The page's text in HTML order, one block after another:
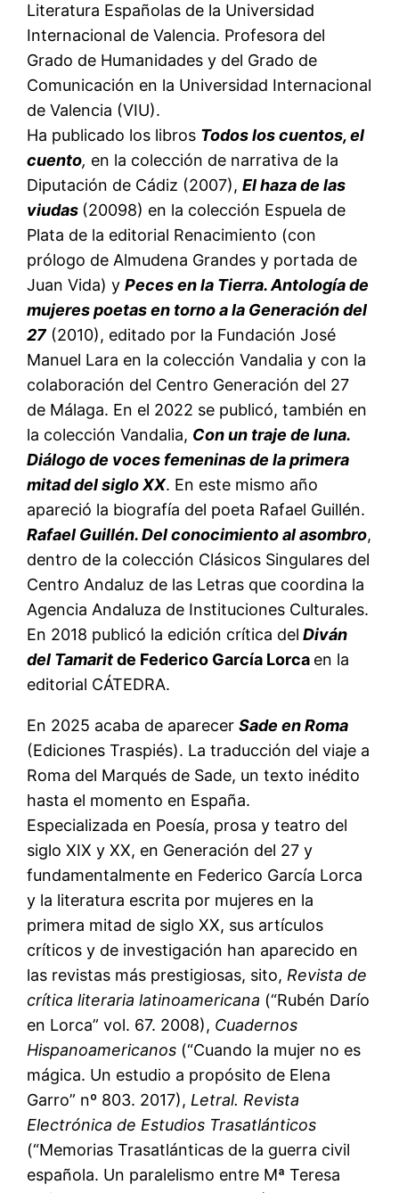
Literatura Españolas de la Universidad
Internacional de Valencia. Profesora del
Grado de Humanidades y del Grado de
Comunicación en la Universidad Internacional
de Valencia (VIU).
Ha publicado los libros Todos los cuentos, el
cuento, en la colección de narrativa de la
Diputación de Cádiz (2007),El haza de las
viudas (20098) en la colección Espuela de
Plata de la editorial Renacimiento (con
prólogo de Almudena Grandes y portada de
Juan Vida) yPeces en la Tierra. Antología de
mujeres poetas en torno a la Generación del
27(2010), editado por la Fundación José
Manuel Lara en la colección Vandalia y con la
colaboración del Centro Generación del 27
de Málaga. En el 2022 se publicó, también en
la colección Vandalia, Con un traje de luna.
Diálogo de voces femeninas de la primera
mitad del siglo XX. En este mismo año
apareció la biografía del poeta Rafael Guillén.
Rafael Guillén. Del conocimiento al asombro,
dentro de la colección Clásicos Singulares del
Centro Andaluz de las Letras que coordina la
Agencia Andaluza de Instituciones Culturales.
En 2018 publicó la edición crítica del Diván
del Tamaritde Federico García Lorca en la
editorial CÁTEDRA.
En 2025 acaba de aparecerSade en Roma
(Ediciones Traspiés). La traducción del viaje a
Roma del Marqués de Sade, un texto inédito
hasta el momento en España.
Especializada en Poesía, prosa y teatro del
siglo XIX y XX, en Generación del 27 y
fundamentalmente en Federico García Lorca
y la literatura escrita por mujeres en la
primera mitad de siglo XX, sus artículos
críticos y de investigación han aparecido en
las revistas más prestigiosas, sito, Revista de
crítica literaria latinoamericana (“Rubén Darío
en Lorca” vol. 67. 2008), Cuadernos
Hispanoamericanos (“Cuando la mujer no es
mágica. Un estudio a propósito de Elena
Garro” nº 803. 2017), Letral. Revista
Electrónica de Estudios Trasatlánticos
(“Memorias Trasatlánticas de la guerra civil
española. Un paralelismo entre Mª Teresa